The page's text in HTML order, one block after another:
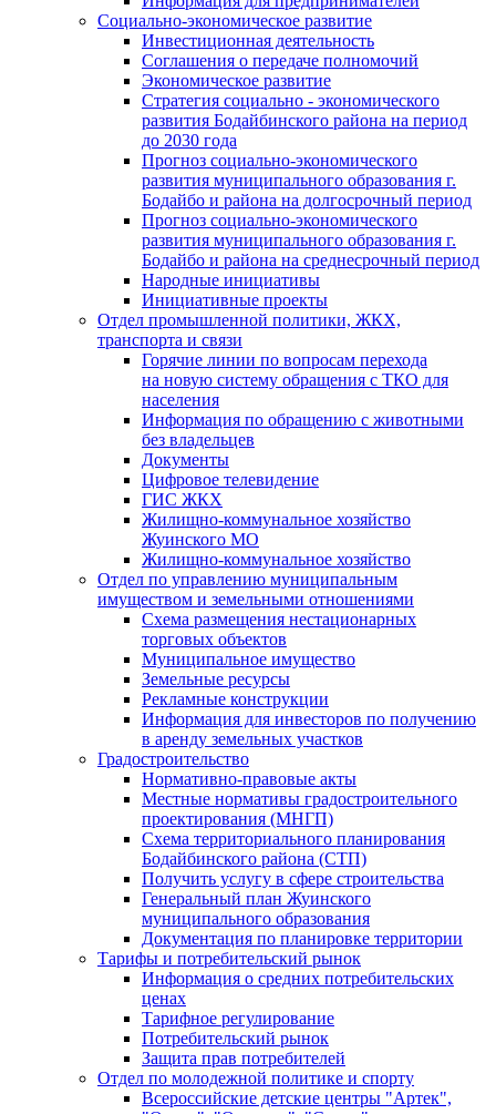
Социально-экономическое развитие
Инвестиционная деятельность
Соглашения о передаче полномочий
Экономическое развитие
Стратегия социально - экономического
развития Бодайбинского района на период
до 2030 года
Прогноз социально-экономического
развития муниципального образования г.
Бодайбо и района на долгосрочный период
Прогноз социально-экономического
развития муниципального образования г.
Бодайбо и района на среднесрочный период
Народные инициативы
Инициативные проекты
Отдел промышленной политики, ЖКХ,
транспорта и связи
Горячие линии по вопросам перехода
на новую систему обращения с ТКО для
населения
Информация по обращению с животными
без владельцев
Документы
Цифровое телевидение
ГИС ЖКХ
Жилищно-коммунальное хозяйство
Жуинского МО
Жилищно-коммунальное хозяйство
Отдел по управлению муниципальным
имуществом и земельными отношениями
Схема размещения нестационарных
торговых объектов
Муниципальное имущество
Земельные ресурсы
Рекламные конструкции
Информация для инвесторов по получению
в аренду земельных участков
Градостроительство
Нормативно-правовые акты
Местные нормативы градостроительного
проектирования (МНГП)
Схема территориального планирования
Бодайбинского района (СТП)
Получить услугу в сфере строительства
Генеральный план Жуинского
муниципального образования
Документация по планировке территории
Тарифы и потребительский рынок
Информация о средних потребительских
ценах
Тарифное регулирование
Потребительский рынок
Защита прав потребителей
Отдел по молодежной политике и спорту
Всероссийские детские центры "Артек",